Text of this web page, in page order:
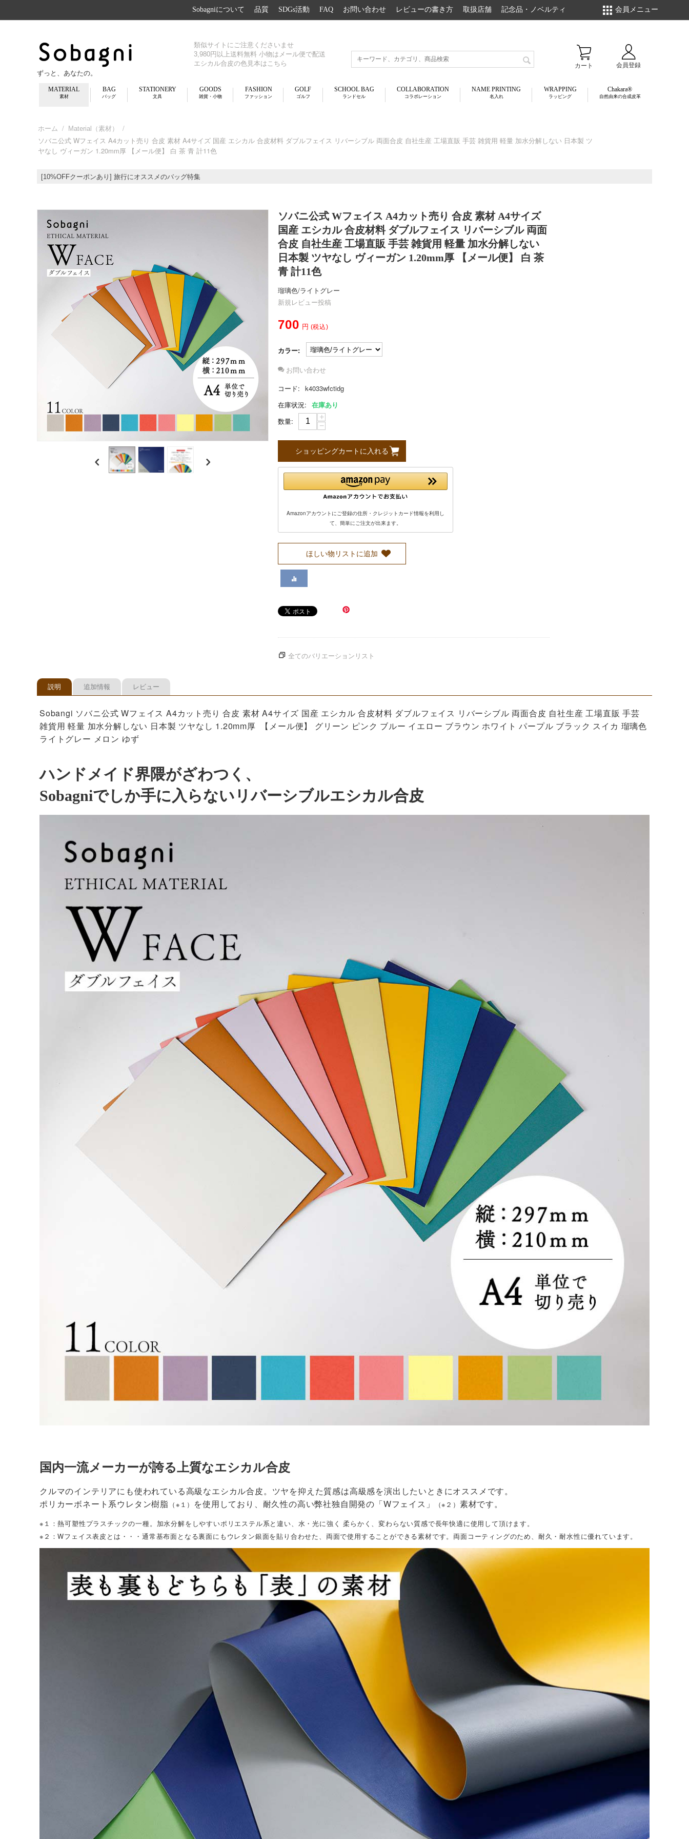
Sobagniについて 品質 SDGs活動 FAQ お問い合わせ レビューの書き方 取扱店舗 記念品・ノベルティ 会員メニュー
ずっと、あなたの。
類似サイトにご注意くださいませ
3,980円以上送料無料 小物はメール便で配送
エシカル合皮の色見本はこちら
会員登録
カート
MATERIAL
素材
BAG
バッグ
STATIONERY
文具
GOODS
雑貨・小物
FASHION
ファッション
GOLF
ゴルフ
SCHOOL BAG
ランドセル
COLLABORATION
コラボレーション
NAME PRINTING
名入れ
WRAPPING
ラッピング
Chakara
自然由来の合成皮革
ホーム / Material（素材）
/
ソバニ公式 Wフェイス A4カット売り 合皮 素材 A4サイズ 国産 エシカル 合皮材料 ダブルフェイス リバーシブル 両面合皮 自社生産 工場直販 手芸 雑貨用 軽量 加水分解しない 日本製 ツ
ヤなし ヴィーガン 1.20mm厚 【メール便】 白 茶 青 計11色
[10%OFFクーポンあり] 旅行にオススメのバッグ特集
ソバニ公式 Wフェイス A4カット売り 合皮 素材 A4サイズ
国産 エシカル 合皮材料 ダブルフェイス リバーシブル 両面
合皮 自社生産 工場直販 手芸 雑貨用 軽量 加水分解しない
日本製 ツヤなし ヴィーガン 1.20mm厚 【メール便】 白 茶
青 計11色
瑠璃色/ライトグレー
新規レビュー投稿
700 円 (税込)
カラー:
お問い合わせ
コード: k4033wfctidg
在庫状況: 在庫あり
数量:
+
−
ショッピングカートに入れる
Amazonアカウントにご登録の住所・クレジットカード情報を利用し
て、簡単にご注文が出来ます。
ほしい物リストに追加
全てのバリエーションリスト
説明 追加情報 レビュー
Sobangi ソバニ公式 Wフェイス A4カット売り 合皮 素材 A4サイズ 国産 エシカル 合皮材料 ダブルフェイス リバーシブル 両面合皮 自社生産 工場直販 手芸
雑貨用 軽量 加水分解しない 日本製 ツヤなし 1.20mm厚 【メール便】 グリーン ピンク ブルー イエロー ブラウン ホワイト パープル ブラック スイカ 瑠璃色
ライトグレー メロン ゆず
ハンドメイド界隈がざわつく、
Sobagniでしか手に入らないリバーシブルエシカル合皮
国内一流メーカーが誇る上質なエシカル合皮
クルマのインテリアにも使われている高級なエシカル合皮。ツヤを抑えた質感は高級感を演出したいときにオススメです。
ポリカーボネート系ウレタン樹脂 （※１） を使用しており、耐久性の高い弊社独自開発の「Wフェイス」 （※２） 素材です。
※１：熱可塑性プラスチックの一種。加水分解をしやすいポリエステル系と違い、水・光に強く 柔らかく、変わらない質感で長年快適に使用して頂けます。
※２：Wフェイス表皮とは・・・通常基布面となる裏面にもウレタン銀面を貼り合わせた、両面で使用することができる素材です。両面コーティングのため、耐久・耐水性に優れています。